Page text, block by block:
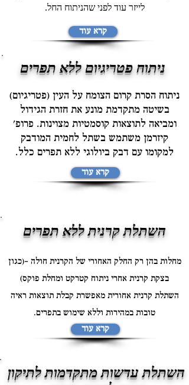
לייזר עוד לפני שהניתוח החל.
קרא עוד
ניתוח פטריגיום ללא תפרים
ניתוח הסרת קרום הצומח על העין (פטריגיום)
בשיטה מתקדמת מונע את חזרת הגידול
ומביאה לתוצאות קוסמטיות מצוינות. פרופ'
קיזרמן משתמש בשתל לחמית המודבק
למקומו עם דבק ביולוגי ללא תפרים כלל.
קרא עוד
השתלת קרנית ללא תפרים
מחלות בהן רק החלק האחורי של הקרנית חולה –(כגון
בצקת קרנית אחרי ניתוח קטרקט ומחלת פוקס)
השתלת קרנית אחורית מאפשרת קבלת תוצאות ראיה
טובות במהירות וללא שימוש בתפרים.
קרא עוד
השתלת עדשות מתקדמות לתיקון